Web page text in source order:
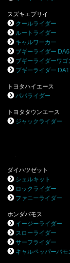
スズキエブリイ
クールライダー
ルートライダー
キャルワーカー
ブギーライダー
ブギーライダーワゴ
ブギーライダー
トヨタハイエース
パパライダー
トヨタタウンエース
ジャックライダー
ダイハツゼット
シェルキット
ロックライダー
ファニーライダー
ホンダバモス
イージーライダー
スローライダー
サーフライダー
キャルペッパーバモ